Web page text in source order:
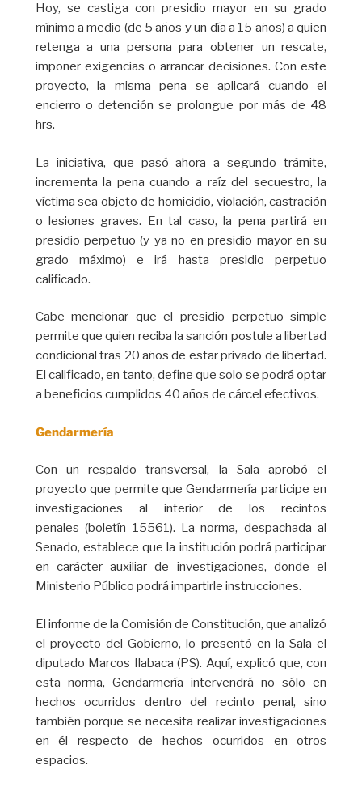
Hoy, se castiga con presidio mayor en su grado
mínimo a medio (de 5 años y un día a 15 años) a quien
retenga a una persona para obtener un rescate,
imponer exigencias o arrancar decisiones. Con este
proyecto, la misma pena se aplicará cuando el
encierro o detención se prolongue por más de 48
hrs.
La iniciativa, que pasó ahora a segundo trámite,
incrementa la pena cuando a raíz del secuestro, la
víctima sea objeto de homicidio, violación, castración
o lesiones graves. En tal caso, la pena partirá en
presidio perpetuo (y ya no en presidio mayor en su
grado máximo) e irá hasta presidio perpetuo
calificado.
Cabe mencionar que el presidio perpetuo simple
permite que quien reciba la sanción postule a libertad
condicional tras 20 años de estar privado de libertad.
El calificado, en tanto, define que solo se podrá optar
a beneficios cumplidos 40 años de cárcel efectivos.
Gendarmería
Con un respaldo transversal, la Sala aprobó el
proyecto que permite que Gendarmería participe en
investigaciones al interior de los recintos
penales (boletín 15561). La norma, despachada al
Senado, establece que la institución podrá participar
en carácter auxiliar de investigaciones, donde el
Ministerio Público podrá impartirle instrucciones.
El informe de la Comisión de Constitución, que analizó
el proyecto del Gobierno, lo presentó en la Sala el
diputado Marcos Ilabaca (PS). Aquí, explicó que, con
esta norma, Gendarmería intervendrá no sólo en
hechos ocurridos dentro del recinto penal, sino
también porque se necesita realizar investigaciones
en él respecto de hechos ocurridos en otros
espacios.